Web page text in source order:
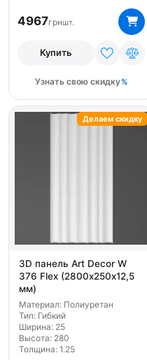
4967грншт.
Купить
Узнать свою скидку
3D панель Art Decor W
376 Flex (2800х250х12,5
мм)
Материал: Полиуретан
Тип: Гибкий
Ширина: 25
Высота: 280
Толщина: 1.25
Делаем скидку